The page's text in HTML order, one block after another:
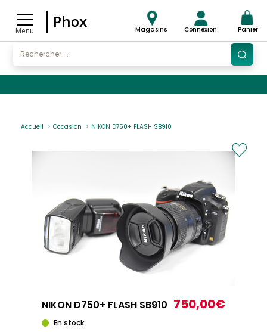
Menu
Phox Magasins Connexion Panier
Accueil Occasion NIKON D750+ FLASH SB910
NIKON D750+ FLASH SB910 750,00€
En stock